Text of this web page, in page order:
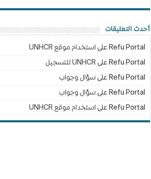
أحدث التعليقات
Refu Portal على استخدام موقع UNHCR
Refu Portal علىUNHCR للتسجيل
Refu Portal على سؤال وجواب
Refu Portal على سؤال وجواب
Refu Portal على استخدام موقع UNHCR